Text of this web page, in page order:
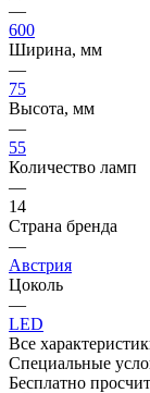
—
600
Ширина, мм
—
75
Высота, мм
—
55
Количество ламп
—
14
Страна бренда
—
Австрия
Цоколь
—
LED
Все
Специальные
Бесплатно